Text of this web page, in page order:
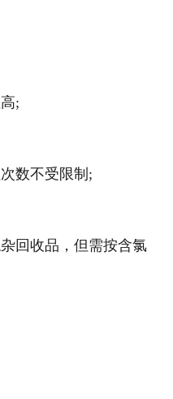
;
数不受限制;
回收品，但需按含氯